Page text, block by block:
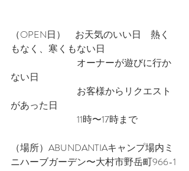
（OPEN日）　お天気のいい日　熱く
もなく、寒くもない日
オーナーが遊びに行か
ない日
お客様からリクエスト
があった日
11時〜17時まで
（場所）ABUNDANTIAキャンプ場内ミ
ニハーブガーデン〜大村市野岳町966-1